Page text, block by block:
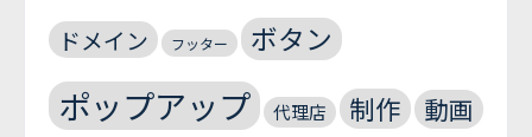
ドメイン フッター ボタン
ポップアップ 代理店 制作 動画